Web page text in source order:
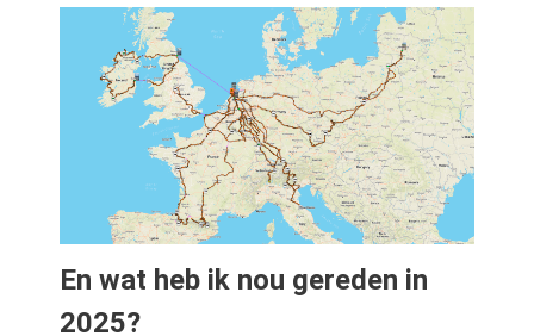
En wat heb ik nou gereden in
2025?